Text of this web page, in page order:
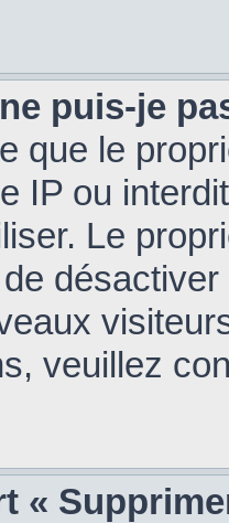
puis-je
que le
IP ou
Le
veuillez
«